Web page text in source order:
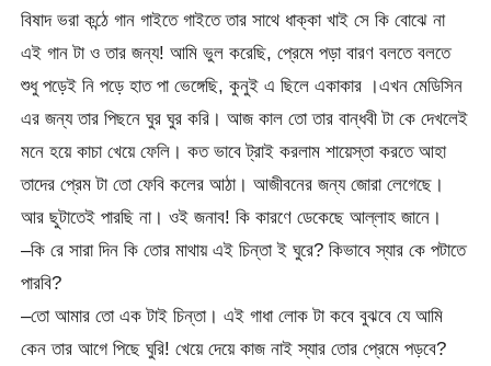
বিষাদ ভরা কন্ঠে গান গাইতে গাইতে তার সাথে ধাক্কা খাই সে কি বোঝে না
এই গান টা ও তার জন্য! আমি ভুল করেছি, প্রেমে পড়া বারণ বলতে বলতে
শুধু পড়েই নি পড়ে হাত পা ভেঙ্গেছি, কুনুই এ ছিলে একাকার ।এখন মেডিসিন
এর জন্য তার পিছনে ঘুর ঘুর করি। আজ কাল তো তার বান্ধবী টা কে দেখলেই
মনে হয়ে কাচা খেয়ে ফেলি। কত ভাবে ট্রাই করলাম শায়েস্তা করতে আহা
তাদের প্রেম টা তো ফেবি কলের আঠা। আজীবনের জন্য জোরা লেগেছে।
আর ছুটাতেই পারছি না। ওই জনাব! কি কারণে ডেকেছে আল্লাহ জানে।
–কি রে সারা দিন কি তোর মাথায় এই চিন্তা ই ঘুরে? কিভাবে স্যার কে পটাতে
পারবি?
–তো আমার তো এক টাই চিন্তা। এই গাধা লোক টা কবে বুঝবে যে আমি
কেন তার আগে পিছে ঘুরি! খেয়ে দেয়ে কাজ নাই স্যার তোর প্রেমে পড়বে?